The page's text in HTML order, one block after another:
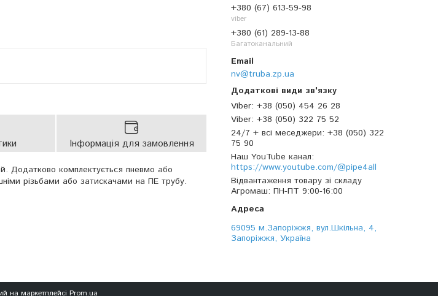
+380 (67) 613-59-98
viber
+380 (61) 289-13-88
Багатоканальний
nv@truba.zp.ua
Viber +38 (050) 454 26 28
Viber +38 (050) 322 75 52
24/7 + всі меседжери +38 (050) 322
75 90
Наш YouTube канал
https://www.youtube.com/@pipe4all
Відвантаження товару зі складу
Агромаш ПН-ПТ 9:00-16:00
69095 м.Запоріжжя, вул.Шкільна, 4,
Запоріжжя, Україна
Інформація для замовлення
Додатково комплектується пневмо або
різьбами або затискачами на ПЕ трубу.
на маркетплейсі Prom.ua